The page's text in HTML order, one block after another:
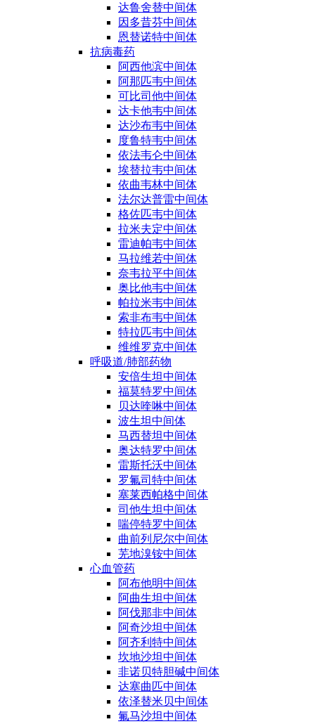
达鲁舍替中间体
因多昔芬中间体
恩替诺特中间体
抗病毒药
阿西他滨中间体
阿那匹韦中间体
可比司他中间体
达卡他韦中间体
达沙布韦中间体
度鲁特韦中间体
依法韦仑中间体
埃替拉韦中间体
依曲韦林中间体
法尔达普雷中间体
格佐匹韦中间体
拉米夫定中间体
雷迪帕韦中间体
马拉维若中间体
奈韦拉平中间体
奥比他韦中间体
帕拉米韦中间体
索非布韦中间体
特拉匹韦中间体
维维罗克中间体
呼吸道/肺部药物
安倍生坦中间体
福莫特罗中间体
贝达喹啉中间体
波生坦中间体
马西替坦中间体
奥达特罗中间体
雷斯托沃中间体
罗氟司特中间体
塞莱西帕格中间体
司他生坦中间体
喘停特罗中间体
曲前列尼尔中间体
芜地溴铵中间体
心血管药
阿布他明中间体
阿曲生坦中间体
阿伐那非中间体
阿奇沙坦中间体
阿齐利特中间体
坎地沙坦中间体
非诺贝特胆碱中间体
达塞曲匹中间体
依泽替米贝中间体
氟马沙坦中间体